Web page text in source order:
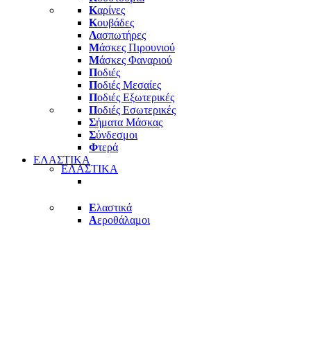
Καρίνες
Κουβάδες
Λασπωτήρες
Μάσκες Πιρουνιού
Μάσκες Φαναριού
Ποδιές
Ποδιές Μεσαίες
Ποδιές Εξωτερικές
Ποδιές Εσωτερικές
Σήματα Μάσκας
Σύνδεσμοι
Φτερά
ΕΛΑΣΤΙΚΑ
ΕΛΑΣΤΙΚΑ
Ελαστικά
Αεροθάλαμοι